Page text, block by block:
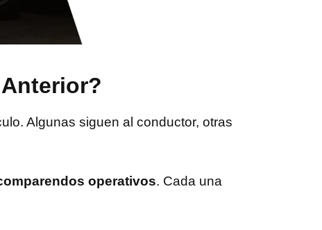
Algunas siguen al conductor, otras
operativos. Cada una